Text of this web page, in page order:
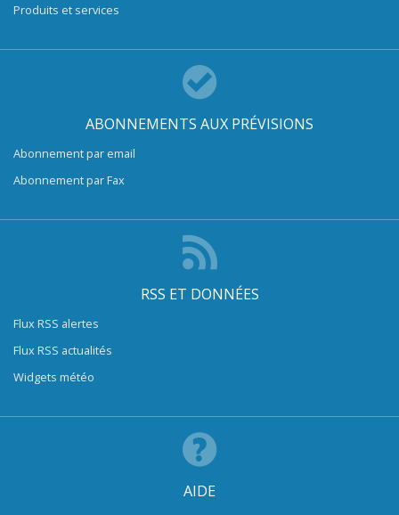
Produits et services
ABONNEMENTS AUX PRÉVISIONS
Abonnement par email
Abonnement par Fax
RSS ET DONNÉES
Flux RSS alertes
Flux RSS actualités
Widgets météo
AIDE